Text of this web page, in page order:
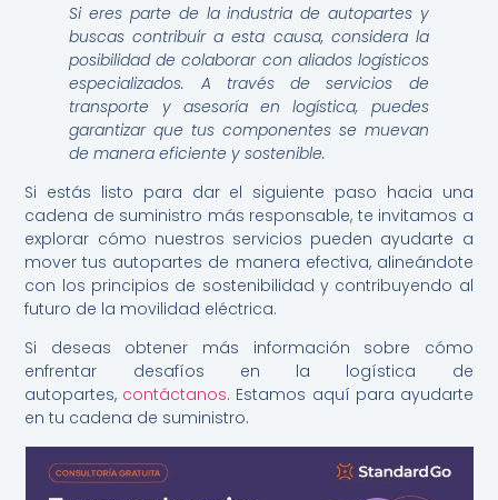
Si eres parte de la industria de autopartes y
buscas contribuir a esta causa, considera la
posibilidad de colaborar con aliados logísticos
especializados. A través de servicios de
transporte y asesoría en logística, puedes
garantizar que tus componentes se muevan
de manera eficiente y sostenible.
Si estás listo para dar el siguiente paso hacia una
cadena de suministro más responsable, te invitamos a
explorar cómo nuestros servicios pueden ayudarte a
mover tus autopartes de manera efectiva, alineándote
con los principios de sostenibilidad y contribuyendo al
futuro de la movilidad eléctrica.
Si deseas obtener más información sobre cómo
enfrentar desafíos en la logística de
autopartes, contáctanos. Estamos aquí para ayudarte
en tu cadena de suministro.